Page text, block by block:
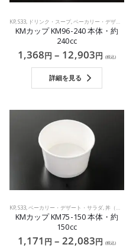
KP,S33, ドリンク・スープ,ベーカリー・デザート・サラダ
KMカップ KM96-240 本体・約
240cc
1,368円 – 12,903円 (税込)
詳細を見る
KP,S33,ベーカリー・デザート・サラダ,丼（紙製品）
KMカップ KM75-150 本体・約
150cc
1,171 円 –22,083円 (税込)